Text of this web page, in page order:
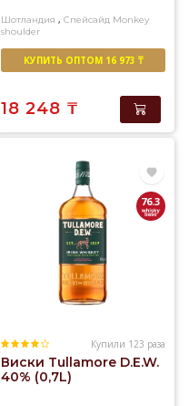
Шотландия , Спейсайд Monkey
shoulder
КУПИТЬ ОПТОМ 16 973 ₸
18 248 ₸
76.3
Купили 123 раза
Виски Tullamore D.E.W.
40% (0,7L)